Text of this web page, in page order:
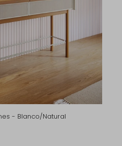
- Blanco/Natural